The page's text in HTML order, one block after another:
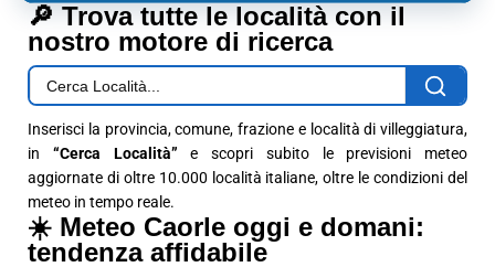
🔎 Trova tutte le località con il
nostro motore di ricerca
Inserisci la provincia, comune, frazione e località di villeggiatura,
in “Cerca Località” e scopri subito le previsioni meteo
aggiornate di oltre 10.000 località italiane, oltre le condizioni del
meteo in tempo reale.
☀️ Meteo Caorle oggi e domani:
tendenza affidabile